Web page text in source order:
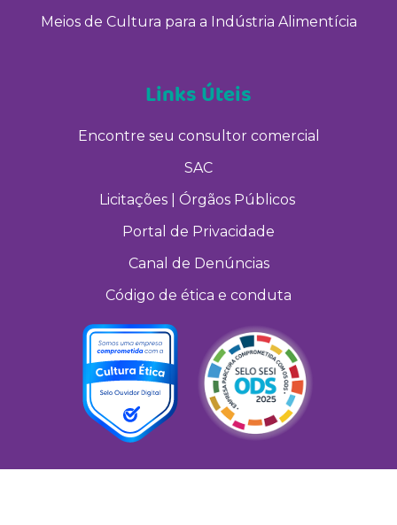
Meios de Cultura para a Indústria Alimentícia
Links Úteis
Encontre seu consultor comercial
SAC
Licitações | Órgãos Públicos
Portal de Privacidade
Canal de Denúncias
Código de ética e conduta